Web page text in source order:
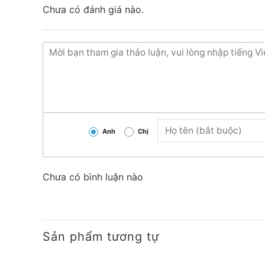
Chưa có đánh giá nào.
Anh Chị
Chưa có bình luận nào
Sản phẩm tương tự